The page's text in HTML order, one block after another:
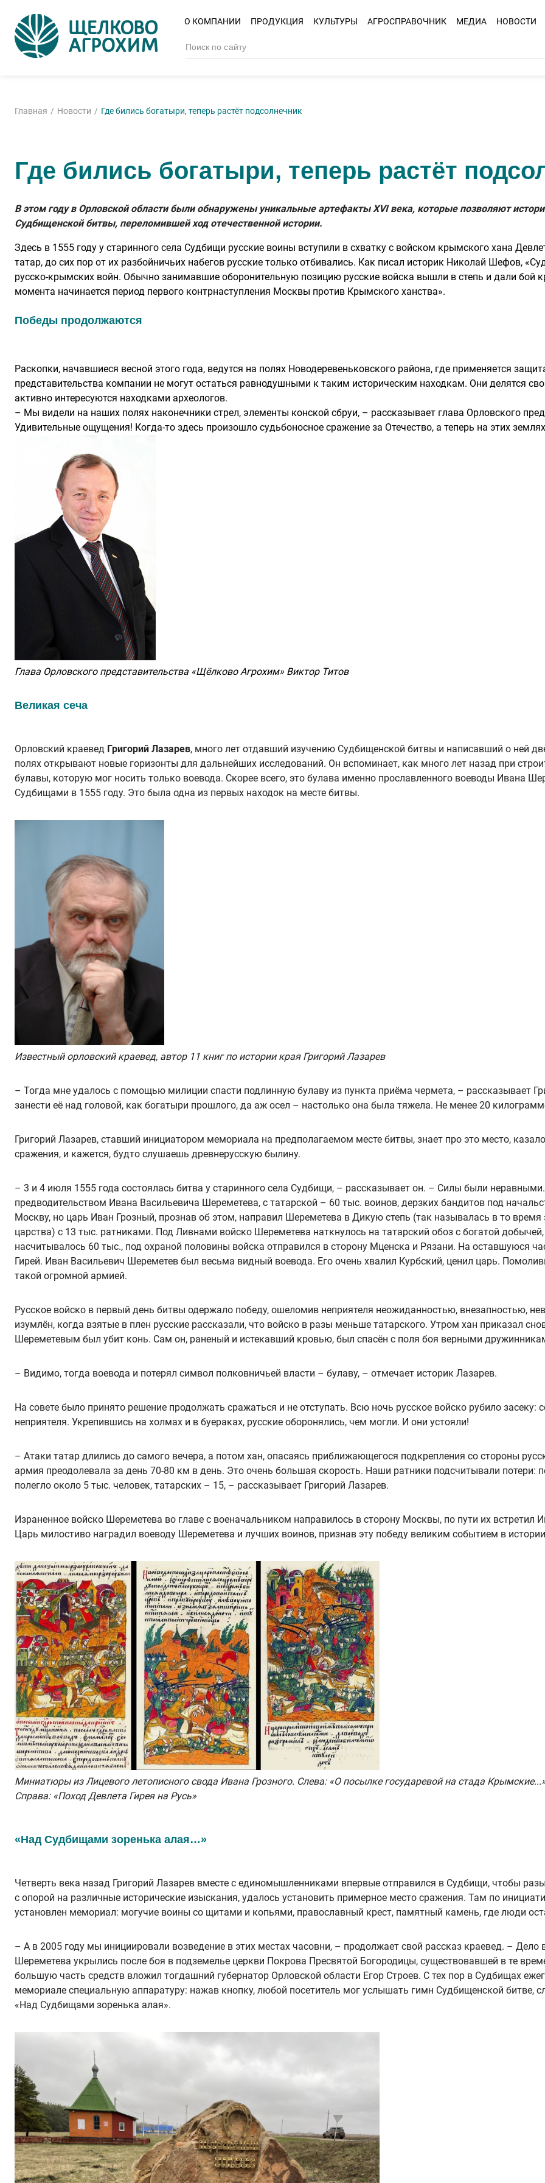
О КОМПАНИИ ПРОДУКЦИЯ КУЛЬТУРЫ АГРОСПРАВОЧНИК МЕДИА НОВОСТИ
Главная Новости Где бились богатыри, теперь растёт подсолнечник
Где бились богатыри, теперь растёт
В этом году в Орловской области были обнаружены уникальные артефакты XVI века, которые позволяют
Судбищенской битвы, переломившей ход отечественной истории.
Здесь в 1555 году у старинного села Судбищи русские воины вступили в схватку с войском крымского хана
татар, до сих пор от их разбойничьих набегов русские только отбивались. Как писал историк Николай Шефов,
русско-крымских войн. Обычно занимавшие оборонительную позицию русские войска вышли в степь и дали бой
момента начинается период первого контрнаступления Москвы против Крымского ханства».
Победы продолжаются
Раскопки, начавшиеся весной этого года, ведутся на полях Новодеревеньковского района, где применяется
представительства компании не могут остаться равнодушными к таким историческим находкам. Они делятся
активно интересуются находками археологов.
– Мы видели на наших полях наконечники стрел, элементы конской сбруи, – рассказывает глава Орловского
Удивительные ощущения! Когда-то здесь произошло судьбоносное сражение за Отечество, а теперь на этих
Глава Орловского представительства «Щёлково Агрохим» Виктор Титов
Великая сеча
Орловский краевед Григорий Лазарев, много лет отдавший изучению Судбищенской битвы и написавший о ней
полях открывают новые горизонты для дальнейших исследований. Он вспоминает, как много лет назад при
булавы, которую мог носить только воевода. Скорее всего, это булава именно прославленного воеводы Ивана
Судбищами в 1555 году. Это была одна из первых находок на месте битвы.
Известный орловский краевед, автор 11 книг по истории края Григорий Лазарев
– Тогда мне удалось с помощью милиции спасти подлинную булаву из пункта приёма чермета, – рассказывает
занести её над головой, как богатыри прошлого, да аж осел – настолько она была тяжела. Не менее 20
Григорий Лазарев, ставший инициатором мемориала на предполагаемом месте битвы, знает про это место,
сражения, и кажется, будто слушаешь древнерусскую былину.
– 3 и 4 июля 1555 года состоялась битва у старинного села Судбищи, – рассказывает он. – Силы были
предводительством Ивана Васильевича Шереметева, с татарской – 60 тыс. воинов, дерзких бандитов под
Москву, но царь Иван Грозный, прознав об этом, направил Шереметева в Дикую степь (так называлась в то
царства) с 13 тыс. ратниками. Под Ливнами войско Шереметева наткнулось на татарский обоз с богатой
насчитывалось 60 тыс., под охраной половины войска отправился в сторону Мценска и Рязани. На оставшуюся
Гирей. Иван Васильевич Шереметев был весьма видный воевода. Его очень хвалил Курбский, ценил царь.
такой огромной армией.
Русское войско в первый день битвы одержало победу, ошеломив неприятеля неожиданностью, внезапностью,
изумлён, когда взятые в плен русские рассказали, что войско в разы меньше татарского. Утром хан приказал
Шереметевым был убит конь. Сам он, раненый и истекавший кровью, был спасён с поля боя верными
– Видимо, тогда воевода и потерял символ полковничьей власти – булаву, – отмечает историк Лазарев.
На совете было принято решение продолжать сражаться и не отступать. Всю ночь русское войско рубило засеку:
неприятеля. Укрепившись на холмах и в буераках, русские оборонялись, чем могли. И они устояли!
– Атаки татар длились до самого вечера, а потом хан, опасаясь приближающегося подкрепления со стороны
армия преодолевала за день 70-80 км в день. Это очень большая скорость. Наши ратники подсчитывали потери:
полегло около 5 тыс. человек, татарских – 15, – рассказывает Григорий Лазарев.
Израненное войско Шереметева во главе с военачальником направилось в сторону Москвы, по пути их встретил
Царь милостиво наградил воеводу Шереметева и лучших воинов, признав эту победу великим событием в
Миниатюры из Лицевого летописного свода Ивана Грозного. Слева: «О посылке государевой на стада
Справа: «Поход Девлета Гирея на Русь»
«Над Судбищами зоренька алая…»
Четверть века назад Григорий Лазарев вместе с единомышленниками впервые отправился в Судбищи, чтобы
с опорой на различные исторические изыскания, удалось установить примерное место сражения. Там по
установлен мемориал: могучие воины со щитами и копьями, православный крест, памятный камень, где люди
– А в 2005 году мы инициировали возведение в этих местах часовни, – продолжает свой рассказ краевед. – Дело
Шереметева укрылись после боя в подземелье церкви Покрова Пресвятой Богородицы, существовавшей в те
большую часть средств вложил тогдашний губернатор Орловской области Егор Строев. С тех пор в Судбищах
мемориале специальную аппаратуру: нажав кнопку, любой посетитель мог услышать гимн Судбищенской битве,
«Над Судбищами зоренька алая».